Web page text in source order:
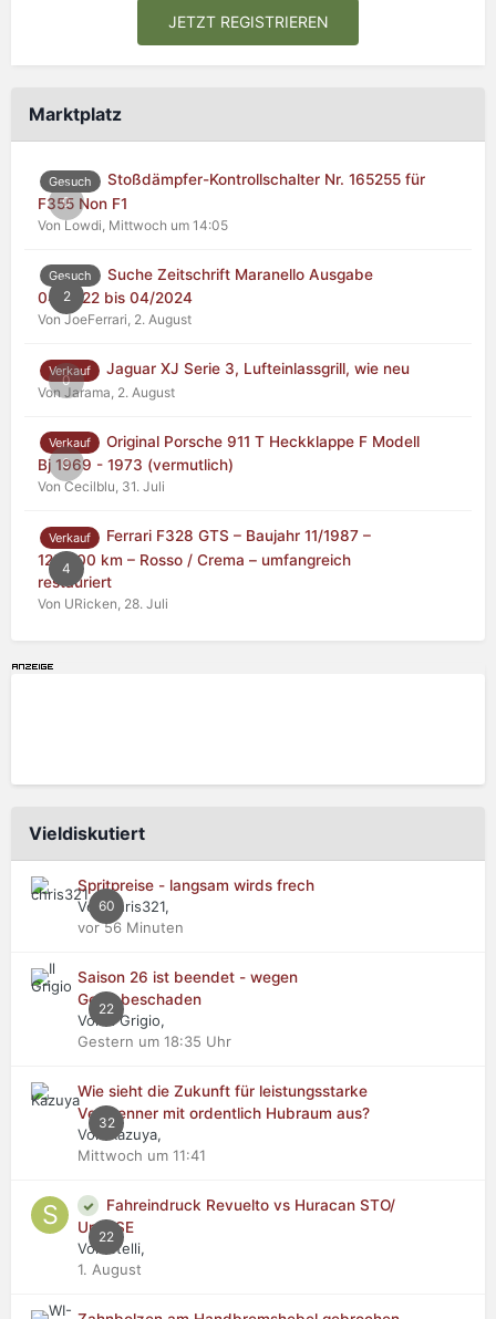
JETZT REGISTRIEREN
Marktplatz
0
Gesuch
Stoßdämpfer-Kontrollschalter Nr. 165255 für
F355 Non F1
Von Lowdi, Mittwoch um 14:05
2
Gesuch
Suche Zeitschrift Maranello Ausgabe
04/2022 bis 04/2024
Von JoeFerrari, 2. August
0
Verkauf Jaguar XJ Serie 3, Lufteinlassgrill, wie neu
Von Jarama, 2. August
0
Verkauf
Original Porsche 911 T Heckklappe F Modell
Bj 1969 - 1973 (vermutlich)
Von Cecilblu, 31. Juli
4
Verkauf
Ferrari F328 GTS – Baujahr 11/1987 –
125.000 km – Rosso / Crema – umfangreich
restauriert
Von URicken, 28. Juli
Vieldiskutiert
60
Spritpreise - langsam wirds frech
Von chris321,
vor 56 Minuten
22
Saison 26 ist beendet - wegen
Getriebeschaden
Von Il Grigio,
Gestern um 18:35 Uhr
32
Wie sieht die Zukunft für leistungsstarke
Verbrenner mit ordentlich Hubraum aus?
Von Kazuya,
Mittwoch um 11:41
22
Fahreindruck Revuelto vs Huracan STO/
Urus SE
Von stelli,
1. August